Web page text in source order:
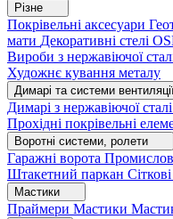
Різне
Покрівельні аксесуари
мати Декоративні стелі
Вироби з нержавіючої
Художнє кування металу
Димарі та системи
Димарі з нержавіючої сталі
Прохідні покрівельні
Воротні системи, ролети
Гаражні ворота
Штакетний паркан
Мастики
Праймери Мастики